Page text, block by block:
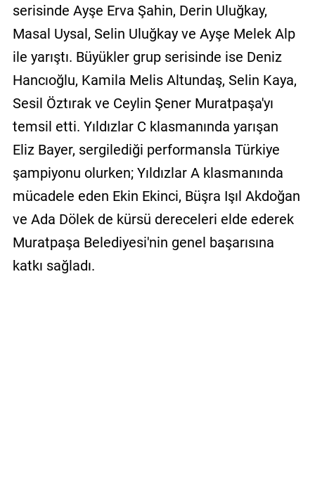
serisinde Ayşe Erva Şahin, Derin Uluğkay,
Masal Uysal, Selin Uluğkay ve Ayşe Melek Alp
ile yarıştı. Büyükler grup serisinde ise Deniz
Hancıoğlu, Kamila Melis Altundaş, Selin Kaya,
Sesil Öztırak ve Ceylin Şener Muratpaşa'yı
temsil etti. Yıldızlar C klasmanında yarışan
Eliz Bayer, sergilediği performansla Türkiye
şampiyonu olurken; Yıldızlar A klasmanında
mücadele eden Ekin Ekinci, Büşra Işıl Akdoğan
ve Ada Dölek de kürsü dereceleri elde ederek
Muratpaşa Belediyesi'nin genel başarısına
katkı sağladı.